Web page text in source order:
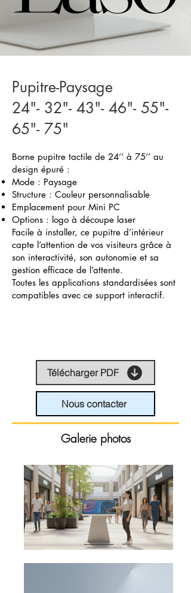
Pupitre-Paysage
24"- 32"- 43"- 46"- 55"-
65"- 75"
Borne pupitre tactile de 24’’ à 75’’ au
design épuré :
Mode : Paysage
Structure : Couleur personnalisable
Emplacement pour Mini PC
Options : logo à découpe laser
Facile à installer, ce pupitre d’intérieur
capte l’attention de vos visiteurs grâce à
son interactivité, son autonomie et sa
gestion efficace de l’attente.
Toutes les applications standardisées sont
compatibles avec ce support interactif.
Télécharger PDF
Nous contacter
Galerie photos